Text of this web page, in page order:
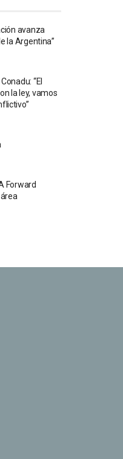
avanza
la Argentina”
“El
la ley, vamos
Forward